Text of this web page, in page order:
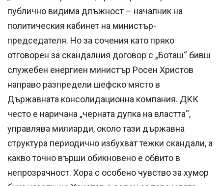
публично видима длъжност – началник на
политическия кабинет на министър-
председателя. Но за сочения като пряко
отговорен за скандалния договор с „Боташ“ бивш
служебен енергиен министър Росен Христов
направо разпредели шефско място в
Държавната консолидационна компания. ДКК
често е наричана „черната дупка на властта“,
управлява милиарди, около тази държавна
структура периодично избухват тежки скандали, а
какво точно върши обикновено е обвито в
непрозрачност. Хора с особено чувство за хумор